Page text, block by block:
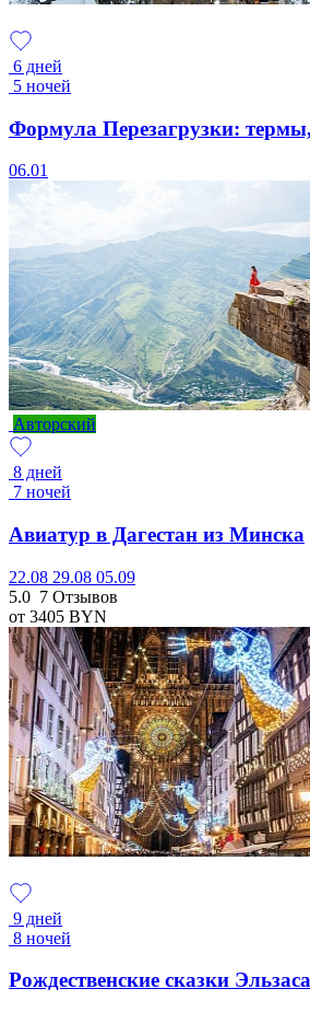
6 дней
5 ночей
Формула Перезагрузки:
06.01
Авторский
8 дней
7 ночей
Авиатур в Дагестан из Минска
22.08 29.08 05.09
5.0 7 Отзывов
от 3405 BYN
9 дней
8 ночей
Рождественские сказки